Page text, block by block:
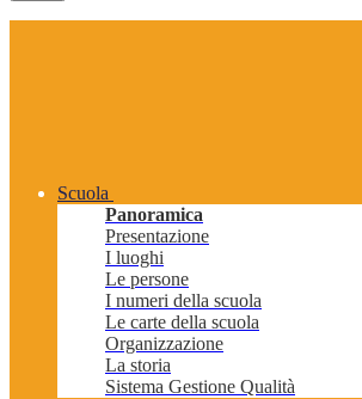
Scuola
Panoramica
Presentazione
I luoghi
Le persone
I numeri della scuola
Le carte della scuola
Organizzazione
La storia
Sistema Gestione Qualità